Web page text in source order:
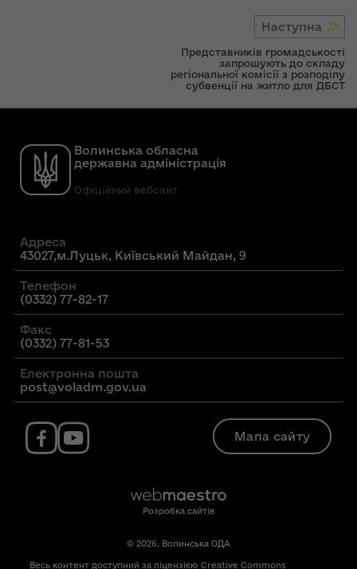
Наступна
Представників громадськості
запрошують до складу
регіональної комісії з розподілу
субвенції на житло для ДБСТ
Волинська обласна
державна адміністрація
Офіційний вебсайт
Адреса
43027,м.Луцьк, Київський Майдан, 9
Телефон
(0332) 77-82-17
Факс
(0332) 77-81-53
Електронна пошта
post@voladm.gov.ua
Мапа сайту
Розробка сайтів
© 2026. Волинська ОДА
Весь контент доступний за ліцензією Creative Commons